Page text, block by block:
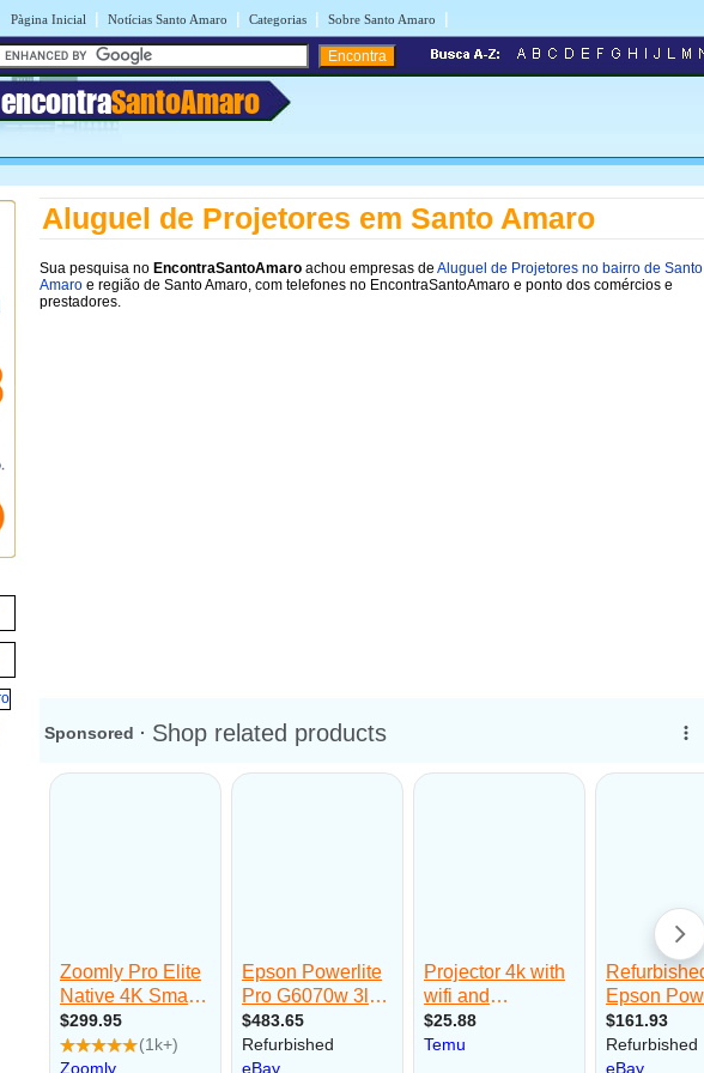
Pàgina Inicial | Notícias Santo Amaro | Categorias | Sobre Santo Amaro |
encontraSantoAmaro
Aluguel de Projetores em Santo Amaro
Sua pesquisa no EncontraSantoAmaro achou empresas de Aluguel de Projetores no bairro de Santo
Amaro e região de Santo Amaro, com telefones no EncontraSantoAmaro e ponto dos comércios e
prestadores.